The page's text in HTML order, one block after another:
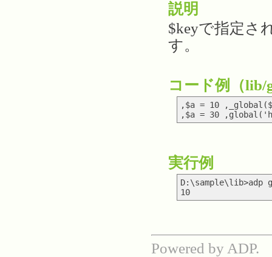
説明
$keyで指定さ
す。
コード例（lib/
,$a = 10
実行例
D:\sample\lib>adp
Powered by ADP.